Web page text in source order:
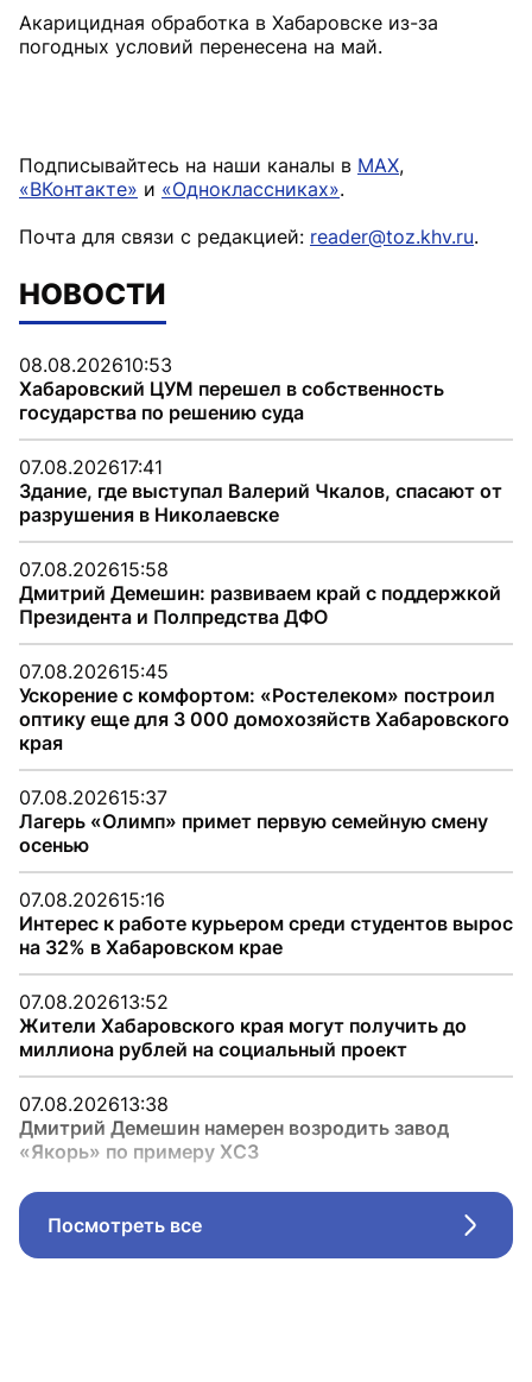
Акарицидная обработка в Хабаровске из-за
погодных условий перенесена на май.
Подписывайтесь на наши каналы в MAX,
«ВКонтакте» и «Одноклассниках».
Почта для связи с редакцией: reader@toz.khv.ru.
НОВОСТИ
08.08.202610:53
Хабаровский ЦУМ перешел в собственность
государства по решению суда
07.08.202617:41
Здание, где выступал Валерий Чкалов, спасают от
разрушения в Николаевске
07.08.202615:58
Дмитрий Демешин: развиваем край с поддержкой
Президента и Полпредства ДФО
07.08.202615:45
Ускорение с комфортом: «Ростелеком» построил
оптику еще для 3 000 домохозяйств Хабаровского
края
07.08.202615:37
Лагерь «Олимп» примет первую семейную смену
осенью
07.08.202615:16
Интерес к работе курьером среди студентов вырос
на 32% в Хабаровском крае
07.08.202613:52
Жители Хабаровского края могут получить до
миллиона рублей на социальный проект
07.08.202613:38
Дмитрий Демешин намерен возродить завод
«Якорь» по примеру ХСЗ
Посмотреть все